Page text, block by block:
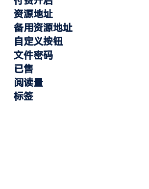
资源地址
备用资源地址
自定义按钮
文件密码
已售
阅读量
标签